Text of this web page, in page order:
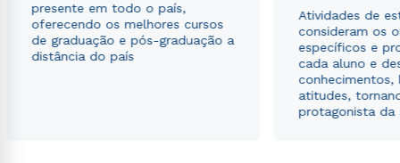
presente em todo o país,
oferecendo os melhores cursos
de graduação e pós-graduação a
distância do país
Atividades de
consideram os
específicos e
cada aluno e
conhecimentos,
atitudes,
protagonista da